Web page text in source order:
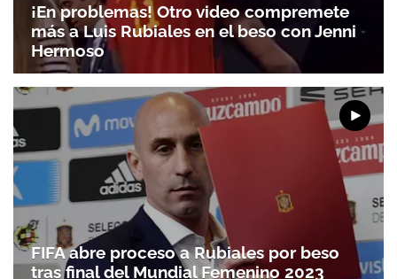
¡En problemas! Otro video compremete
más a Luis Rubiales en el beso con Jenni
Hermoso
FIFA abre proceso a Rubiales por beso
tras final del Mundial Femenino 2023